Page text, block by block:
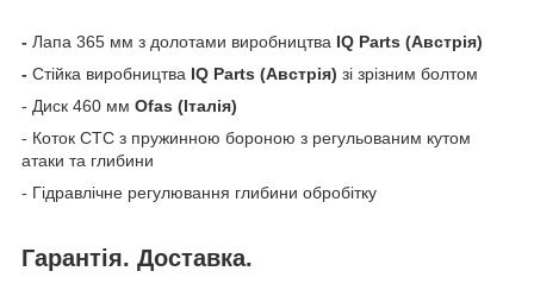
- Лапа 365 мм з долотами виробництва IQ Parts (Австрія)
- Стійка виробництва IQ Parts (Австрія) зі зрізним болтом
- Диск 460 мм Ofas (Італія)
- Коток СТС з пружинною бороною з регульованим кутом
атаки та глибини
- Гідравлічне регулювання глибини обробітку
Гарантія. Доставка.